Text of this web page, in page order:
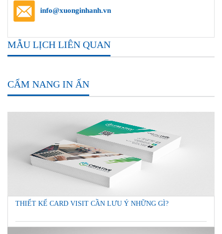
info@xuonginhanh.vn
MẪU LỊCH LIÊN QUAN
CẨM NANG IN ẤN
THIẾT KẾ CARD VISIT CẦN LƯU Ý NHỮNG GÌ?